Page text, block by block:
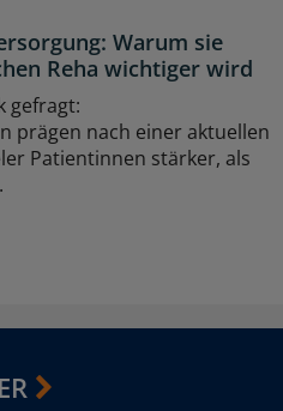
Warum sie
Reha wichtiger wird
gefragt:
prägen nach einer aktuellen
Patientinnen stärker, als